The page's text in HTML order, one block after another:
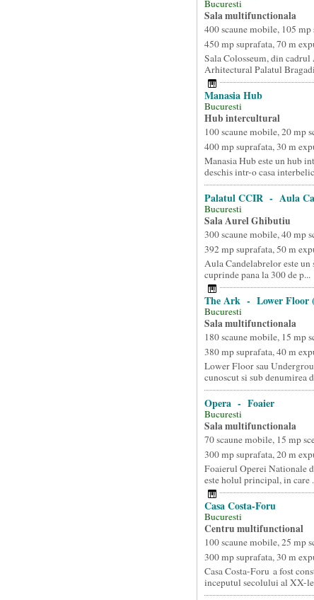
Bucuresti
Sala multifunctionala
400 scaune mobile, 105 mp
450 mp suprafata, 70 m
Sala Colosseum, din
Arhitectural Palatul
Manasia Hub
Bucuresti
Hub intercultural
100 scaune mobile, 20 mp
400 mp suprafata, 30 m
Manasia Hub este un hub
deschis intr-o casa
Palatul CCIR - Aula
Bucuresti
Sala Aurel Ghibutiu
300 scaune mobile, 40 mp
392 mp suprafata, 50 m
Aula Candelabrelor este un
cuprinde pana la 300 de p...
The Ark - Lower Floor
Bucuresti
Sala multifunctionala
180 scaune mobile, 15 mp
380 mp suprafata, 40 m
Lower Floor sau
cunoscut si sub denumirea
Opera - Foaier
Bucuresti
Sala multifunctionala
70 scaune mobile, 15 mp
300 mp suprafata, 20 m
Foaierul Operei Nationale
este holul principal, in care
Casa Costa-Foru
Bucuresti
Centru multifunctional
100 scaune mobile, 25 mp
300 mp suprafata, 30 m
Casa Costa-Foru a fost
inceputul secolului al XX-